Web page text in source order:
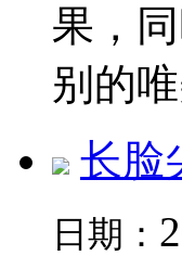
果，
别的
长脸
日期：